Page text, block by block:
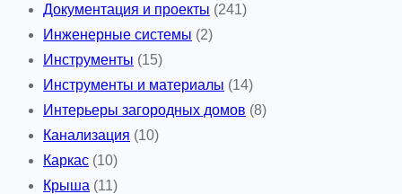
Документация и проекты (241)
Инженерные системы (2)
Инструменты (15)
Инструменты и материалы (14)
Интерьеры загородных домов (8)
Канализация (10)
Каркас (10)
Крыша (11)